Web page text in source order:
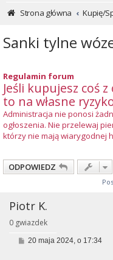
Strona główna
Sanki tylne
Regulamin forum
Jeśli kupujesz coś
to na własne
Administracja nie ponosi
ogłoszenia. Nie przelewaj
którzy nie mają wiarygodnej
ODPOWIEDZ
Piotr K.
0 gwiazdek
P20 maja 2024, o 17:34